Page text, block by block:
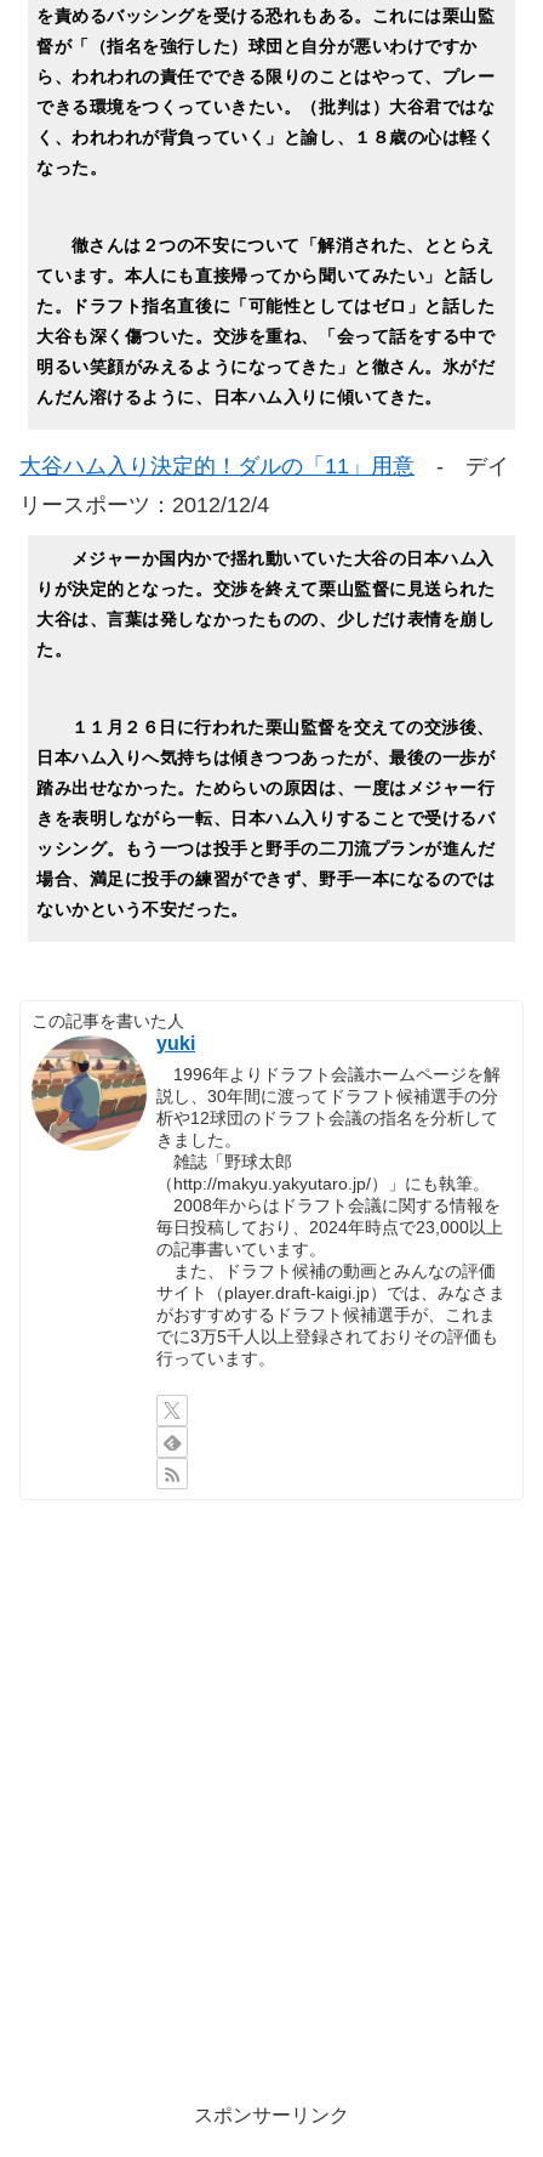
を責めるバッシングを受ける恐れもある。これには栗山監
督が「（指名を強行した）球団と自分が悪いわけですか
ら、われわれの責任でできる限りのことはやって、プレー
できる環境をつくっていきたい。（批判は）大谷君ではな
く、われわれが背負っていく」と諭し、１８歳の心は軽く
なった。
徹さんは２つの不安について「解消された、ととらえ
ています。本人にも直接帰ってから聞いてみたい」と話し
た。ドラフト指名直後に「可能性としてはゼロ」と話した
大谷も深く傷ついた。交渉を重ね、「会って話をする中で
明るい笑顔がみえるようになってきた」と徹さん。氷がだ
んだん溶けるように、日本ハム入りに傾いてきた。
大谷ハム入り決定的！ダルの「11」用意 - デイ
リースポーツ：2012/12/4
メジャーか国内かで揺れ動いていた大谷の日本ハム入
りが決定的となった。交渉を終えて栗山監督に見送られた
大谷は、言葉は発しなかったものの、少しだけ表情を崩し
た。
１１月２６日に行われた栗山監督を交えての交渉後、
日本ハム入りへ気持ちは傾きつつあったが、最後の一歩が
踏み出せなかった。ためらいの原因は、一度はメジャー行
きを表明しながら一転、日本ハム入りすることで受けるバ
ッシング。もう一つは投手と野手の二刀流プランが進んだ
場合、満足に投手の練習ができず、野手一本になるのでは
ないかという不安だった。
この記事を書いた人
yuki
1996年よりドラフト会議ホームページを解
説し、30年間に渡ってドラフト候補選手の分
析や12球団のドラフト会議の指名を分析して
きました。
雑誌「野球太郎
（http://makyu.yakyutaro.jp/）」にも執筆。
2008年からはドラフト会議に関する情報を
毎日投稿しており、2024年時点で23,000以上
の記事書いています。
また、ドラフト候補の動画とみんなの評価
サイト（player.draft-kaigi.jp）では、みなさま
がおすすめするドラフト候補選手が、これま
でに3万5千人以上登録されておりその評価も
行っています。
スポンサーリンク